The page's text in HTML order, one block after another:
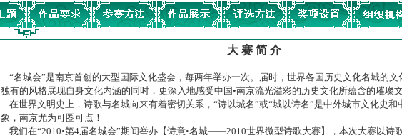
大 赛 简 介
“名城会”是南京首创的大型国际文化盛会，每两年举办一次。届时，世界各国历史文化名城的
独有的风格展现自身文化内涵的同时，更深入地感受中国•南京流光溢彩的历史文化所蕴含的璀
在世界文明史上，诗歌与名城向来有着密切关系，“诗以城名”或“城以诗名”是中外城市文化史和
象，南京尤为可圈可点！
我们在“2010•第4届名城会”期间举办【诗意•名城——2010世界微型诗歌大赛】，本次大赛以诗